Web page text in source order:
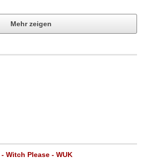
Mehr zeigen
Witch Please - WUK